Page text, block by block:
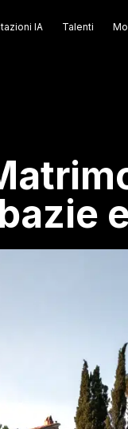
IA Talenti